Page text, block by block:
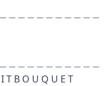
U E T